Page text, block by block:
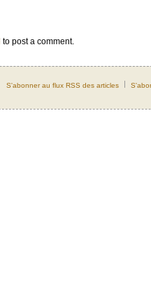
to post a comment.
S'abonner au flux RSS des articles